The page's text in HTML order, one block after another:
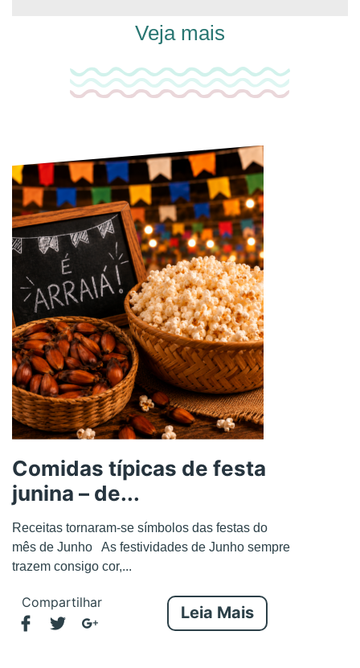
Veja mais
Comidas típicas de festa
junina – de...
Receitas tornaram-se símbolos das festas do
mês de Junho As festividades de Junho sempre
trazem consigo cor,...
Compartilhar
Leia Mais